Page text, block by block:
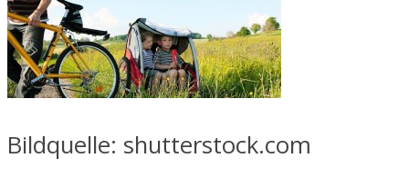
Bildquelle: shutterstock.com